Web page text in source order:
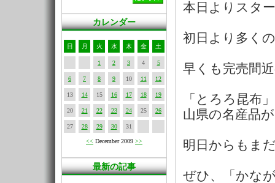
カレンダー
日 月 火 水 木 金 土
1 2 3 4 5
6 7 8 9 10 11 12
13 14 15 16 17 18 19
20 21 22 23 24 25 26
27 28 29 30 31
<< December 2009 >>
最新の記事
本日よりスタ
初日より多く
早くも完売間
「とろろ昆布
山県の名産品
明日からもま
ぜひ、「かな